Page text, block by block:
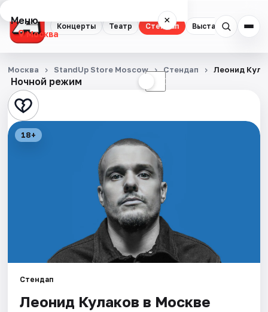
Концерты Театр Стендап Выставки
Меню ×
Москва
Концерты
Театр
Стендап
События
Города
Ночной режим ☾
Москва StandUp Store Moscow Стендап Леонид
18+
Стендап
Леонид Кулаков в Москве